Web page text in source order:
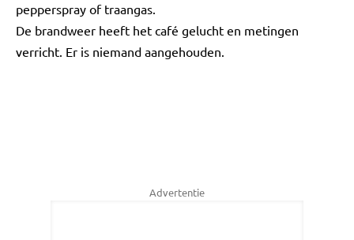
pepperspray of traangas.
De brandweer heeft het café gelucht en metingen
verricht. Er is niemand aangehouden.
Advertentie